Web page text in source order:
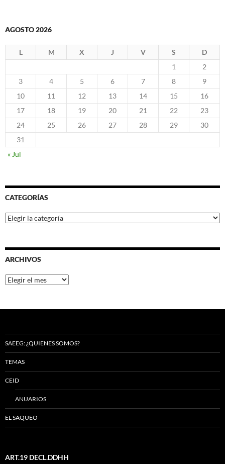
AGOSTO 2026
L M X J V S
D
1
2
3
4 5 6 7 8
9
10
11 12 13 14 15
16
17
18 19 20 21 22
23
24
25 26 27 28 29
30
31
« Jul
CATEGORÍAS
Categorías
ARCHIVOS
Archivos
SAEEG: ¿QUIENES SOMOS?
TEMAS
CEID
ANUARIOS
EL SAQUEO
ART.19 DECL.DDHH